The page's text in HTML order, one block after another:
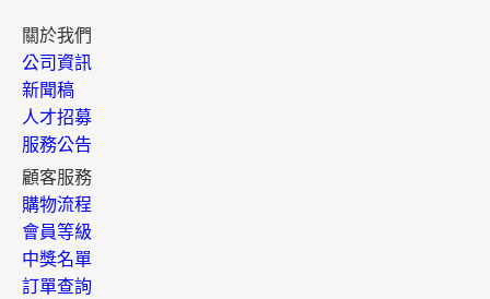
關於我們
公司資訊
新聞稿
人才招募
服務公告
顧客服務
購物流程
會員等級
中獎名單
訂單查詢